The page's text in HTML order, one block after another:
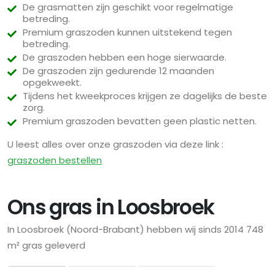
De grasmatten zijn geschikt voor regelmatige
betreding.
Premium graszoden kunnen uitstekend tegen
betreding.
De graszoden hebben een hoge sierwaarde.
De graszoden zijn gedurende 12 maanden
opgekweekt.
Tijdens het kweekproces krijgen ze dagelijks de beste
zorg.
Premium graszoden bevatten geen plastic netten.
U leest alles over onze graszoden via deze link :
graszoden bestellen
Ons gras in Loosbroek
In Loosbroek (Noord-Brabant) hebben wij sinds 2014 748
m² gras geleverd